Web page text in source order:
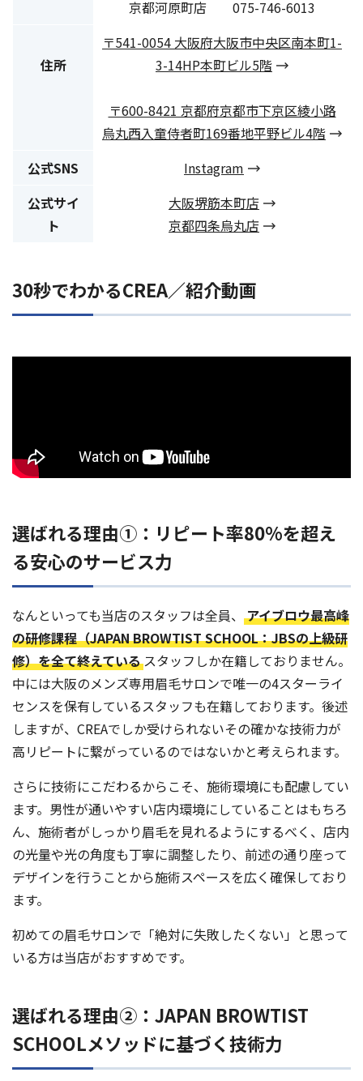
京都河原町店 075-746-6013
住所
〒541-0054 大阪府大阪市中央区南本町1-
3-14HP本町ビル5階
〒600-8421 京都府京都市下京区綾小路
烏丸西入童侍者町169番地平野ビル4階
公式SNS
Instagram
公式サイ
ト
大阪堺筋本町店
京都四条烏丸店
30秒でわかるCREA／紹介動画
選ばれる理由①：リピート率80%を超え
る安心のサービス力
なんといっても当店のスタッフは全員、 アイブロウ最高峰
の研修課程（JAPAN BROWTIST SCHOOL：JBSの上級研
修）を全て終えているスタッフしか在籍しておりません。
中には大阪のメンズ専用眉毛サロンで唯一の4スターライ
センスを保有しているスタッフも在籍しております。後述
しますが、CREAでしか受けられないその確かな技術力が
高リピートに繋がっているのではないかと考えられます。
さらに技術にこだわるからこそ、施術環境にも配慮してい
ます。男性が通いやすい店内環境にしていることはもちろ
ん、施術者がしっかり眉毛を見れるようにするべく、店内
の光量や光の角度も丁寧に調整したり、前述の通り座って
デザインを行うことから施術スペースを広く確保しており
ます。
初めての眉毛サロンで「絶対に失敗したくない」と思って
いる方は当店がおすすめです。
選ばれる理由②：JAPAN BROWTIST
SCHOOLメソッドに基づく技術力